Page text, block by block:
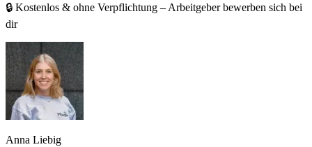
🔒 Kostenlos & ohne Verpflichtung – Arbeitgeber bewerben sich bei
dir
Anna Liebig